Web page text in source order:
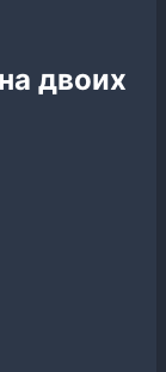
двоих